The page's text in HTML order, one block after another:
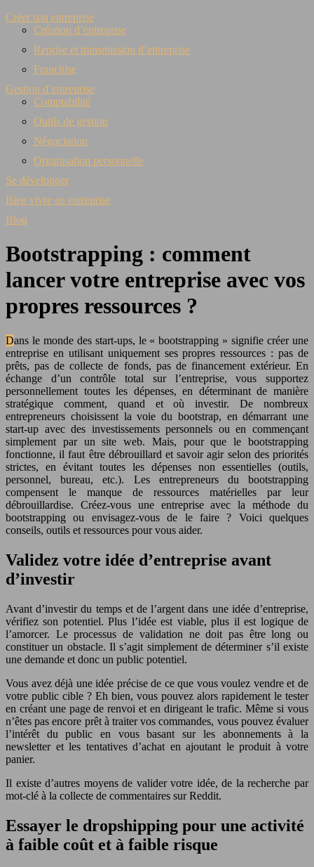
Créer son entreprise
Création d’entreprise
Reprise et transmission d’entreprise
Franchise
Gestion d’entreprise
Comptabilité
Outils de gestion
Négociation
Organisation personnelle
Se développer
Bien vivre en entreprise
Blog
Bootstrapping : comment
lancer votre entreprise avec vos
propres ressources ?
Dans le monde des start-ups, le « bootstrapping » signifie créer une
entreprise en utilisant uniquement ses propres ressources : pas de
prêts, pas de collecte de fonds, pas de financement extérieur. En
échange d’un contrôle total sur l’entreprise, vous supportez
personnellement toutes les dépenses, en déterminant de manière
stratégique comment, quand et où investir. De nombreux
entrepreneurs choisissent la voie du bootstrap, en démarrant une
start-up avec des investissements personnels ou en commençant
simplement par un site web. Mais, pour que le bootstrapping
fonctionne, il faut être débrouillard et savoir agir selon des priorités
strictes, en évitant toutes les dépenses non essentielles (outils,
personnel, bureau, etc.). Les entrepreneurs du bootstrapping
compensent le manque de ressources matérielles par leur
débrouillardise. Créez-vous une entreprise avec la méthode du
bootstrapping ou envisagez-vous de le faire ? Voici quelques
conseils, outils et ressources pour vous aider.
Validez votre idée d’entreprise avant
d’investir
Avant d’investir du temps et de l’argent dans une idée d’entreprise,
vérifiez son potentiel. Plus l’idée est viable, plus il est logique de
l’amorcer. Le processus de validation ne doit pas être long ou
constituer un obstacle. Il s’agit simplement de déterminer s’il existe
une demande et donc un public potentiel.
Vous avez déjà une idée précise de ce que vous voulez vendre et de
votre public cible ? Eh bien, vous pouvez alors rapidement le tester
en créant une page de renvoi et en dirigeant le trafic. Même si vous
n’êtes pas encore prêt à traiter vos commandes, vous pouvez évaluer
l’intérêt du public en vous basant sur les abonnements à la
newsletter et les tentatives d’achat en ajoutant le produit à votre
panier.
Il existe d’autres moyens de valider votre idée, de la recherche par
mot-clé à la collecte de commentaires sur Reddit.
Essayer le dropshipping pour une activité
à faible coût et à faible risque